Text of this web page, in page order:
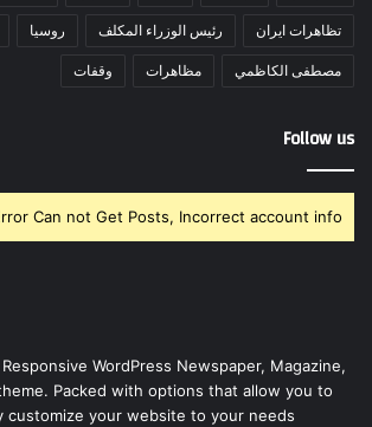
تظاهرات ايران رئيس الوزراء المكلف روسيا
مصطفى الكاظمي مظاهرات وقفات
Follow us
Can not Get Posts, Incorrect account info.
WordPress Newspaper, Magazine,
Packed with options that allow you to
customize your website to your needs.